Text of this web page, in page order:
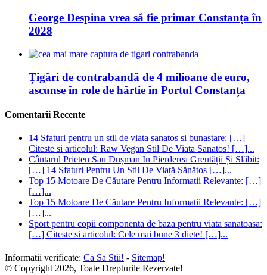
George Despina vrea să fie primar Constanța în
2028
Țigări de contrabandă de 4 milioane de euro,
ascunse în role de hârtie în Portul Constanța
Comentarii Recente
14 Sfaturi pentru un stil de viata sanatos si bunastare: […]
Citeste si articolul: Raw Vegan Stil De Viata Sanatos! […]...
Cântarul Prieten Sau Dușman In Pierderea Greutății Și Slăbit:
[…] 14 Sfaturi Pentru Un Stil De Viață Sănătos […]...
Top 15 Motoare De Căutare Pentru Informatii Relevante: […]
[…]...
Top 15 Motoare De Căutare Pentru Informatii Relevante: […]
[…]...
Sport pentru copii componenta de baza pentru viata sanatoasa:
[…] Citeste si articolul: Cele mai bune 3 diete! […]...
Informatii verificate: Ca Sa Stii! - Sitemap!
© Copyright 2026, Toate Drepturile Rezervate!